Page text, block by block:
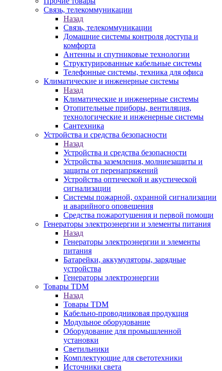
Связь, телекоммуникации
Назад
Связь, телекоммуникации
Домашние системы контроля доступа и
комфорта
Антенны и спутниковые технологии
Структурированные кабельные системы
Телефонные системы, техника для офиса
Климатические и инженерные системы
Назад
Климатические и инженерные системы
Отопительные приборы, вентиляция,
технологические и инженерные системы
Сантехника
Устройства и средства безопасности
Назад
Устройства и средства безопасности
Устройства заземления, молниезащиты и
защиты от перенапряжений
Устройства оптической и акустической
сигнализации
Системы пожарной, охранной сигнализации
и аварийного оповещения
Средства пожаротушения и первой помощи
Генераторы электроэнергии и элементы питания
Назад
Генераторы электроэнергии и элементы
питания
Батарейки, аккумуляторы, зарядные
устройства
Генераторы электроэнергии
Товары TDM
Назад
Товары TDM
Кабельно-проводниковая продукция
Модульное оборудование
Оборудование для промышленной
установки
Светильники
Комплектующие для светотехники
Источники света